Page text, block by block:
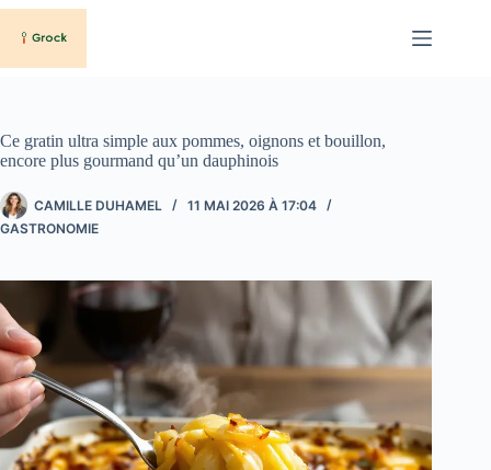
Passer
contenu
Ce gratin ultra simple aux pommes, oignons et bouillon,
encore plus gourmand qu’un dauphinois
CAMILLE DUHAMEL
11 MAI 2026 À 17:04
GASTRONOMIE